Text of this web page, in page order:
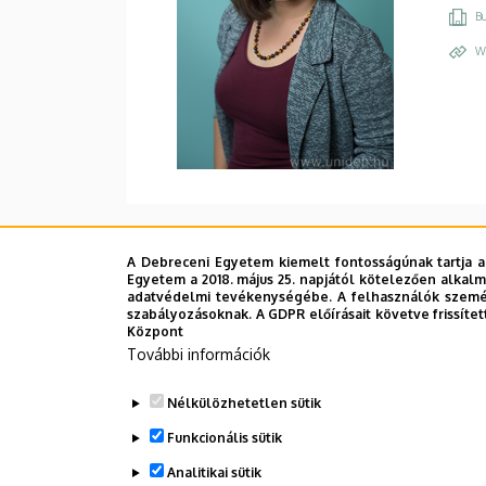
A Debreceni Egyetem kiemelt fontosságúnak
Egyetem a 2018. május 25. napjától kötelezően
adatvédelmi tevékenységébe. A felhasználók
szabályozásoknak. A GDPR előírásait követve
Központ
További információk
Nélkülözhetetlen sütik
Funkcionális sütik
Analitikai sütik